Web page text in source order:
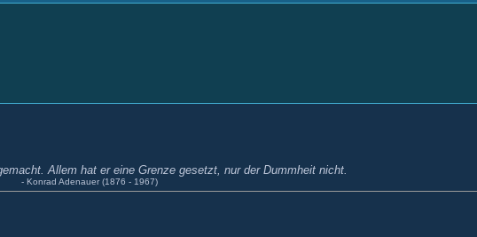
Allem hat er eine Grenze gesetzt, nur der Dummheit nicht.
- Konrad Adenauer (1876 - 1967)